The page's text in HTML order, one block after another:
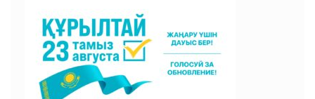
b
o
o
k
A
p
p
m